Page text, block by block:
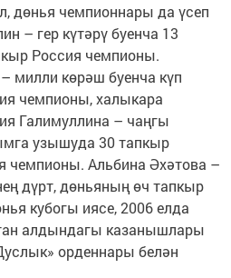
дөнья чемпионнары да үсеп
– гер күтәрү буенча 13
Россия чемпионы.
милли көрәш буенча күп
чемпионы, халыкара
Галимуллина – чаңгы
узышуда 30 тапкыр
чемпионы. Альбина Әхәтова –
дүрт, дөньяның өч тапкыр
кубогы иясе, 2006 елда
алдындагы казанышлары
орденнары белән